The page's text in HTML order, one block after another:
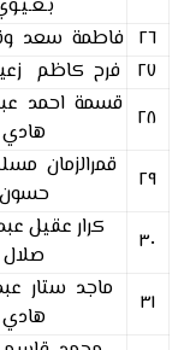
٢٦ فاطمة سعد
٢٧
فرح كاظم
٢٨ قسمة احمد
هادي
٢٩
قمرالزمان
حسون
٣٠
كرار عقيل
صلال
٣١
ماجد ستار
هادي